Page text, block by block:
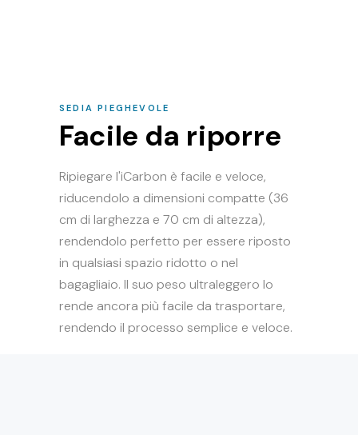
SEDIA PIEGHEVOLE
Facile da riporre
Ripiegare l'iCarbon è facile e veloce,
riducendolo a dimensioni compatte (36
cm di larghezza e 70 cm di altezza),
rendendolo perfetto per essere riposto
in qualsiasi spazio ridotto o nel
bagagliaio. Il suo peso ultraleggero lo
rende ancora più facile da trasportare,
rendendo il processo semplice e veloce.